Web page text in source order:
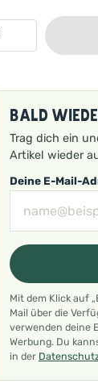
Bald
Trag dich ein
Artikel wieder
Deine E-Mail-
Mit dem Klick auf
Mail über die
verwenden deine
Werbung. Du
in der